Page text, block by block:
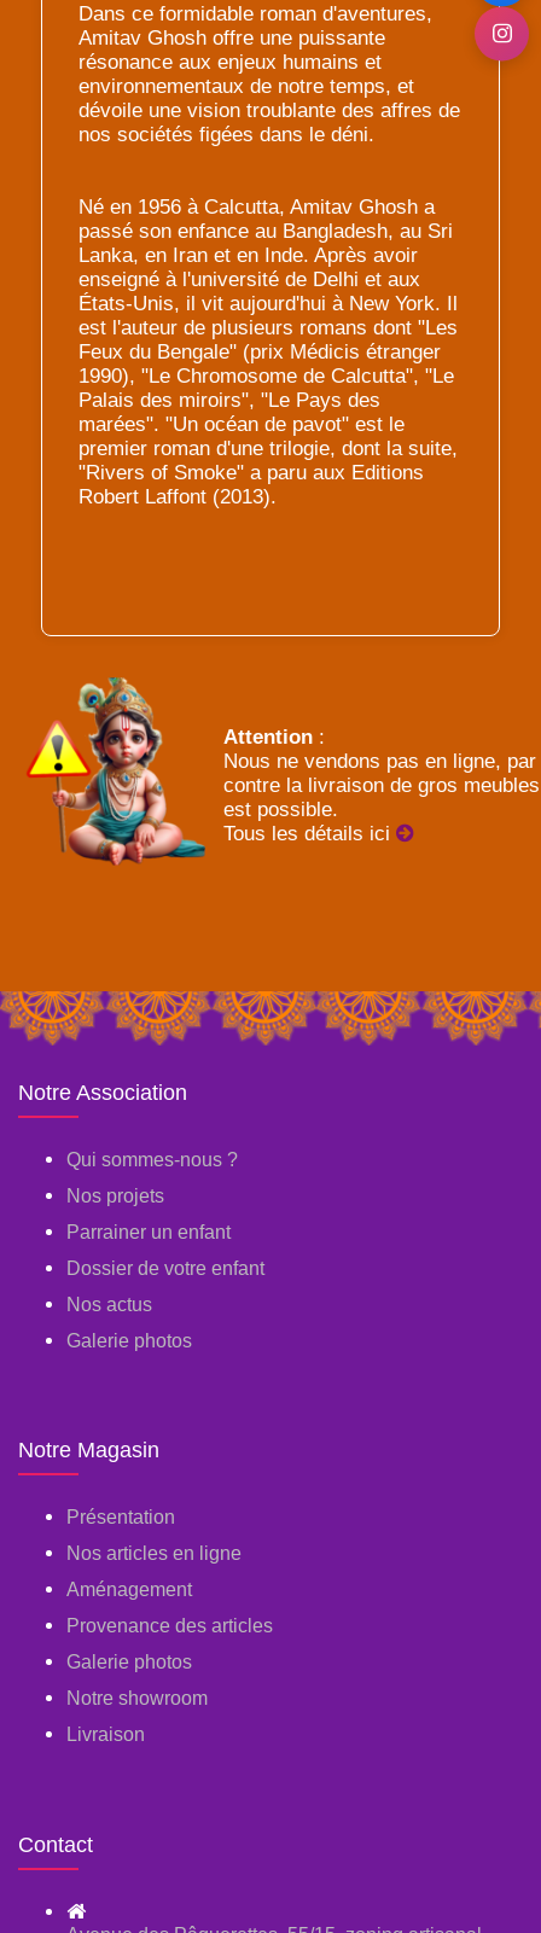
Dans ce formidable roman d'aventures,
Amitav Ghosh offre une puissante
résonance aux enjeux humains et
environnementaux de notre temps, et
dévoile une vision troublante des affres de
nos sociétés figées dans le déni.
Né en 1956 à Calcutta, Amitav Ghosh a
passé son enfance au Bangladesh, au Sri
Lanka, en Iran et en Inde. Après avoir
enseigné à l'université de Delhi et aux
États-Unis, il vit aujourd'hui à New York. Il
est l'auteur de plusieurs romans dont "Les
Feux du Bengale" (prix Médicis étranger
1990), "Le Chromosome de Calcutta", "Le
Palais des miroirs", "Le Pays des
marées". "Un océan de pavot" est le
premier roman d'une trilogie, dont la suite,
"Rivers of Smoke" a paru aux Editions
Robert Laffont (2013).
Attention :
Nous ne vendons pas en ligne, par
contre la livraison de gros meubles
est possible.
Tous les détails ici
Notre Association
Qui sommes-nous ?
Nos projets
Parrainer un enfant
Dossier de votre enfant
Nos actus
Galerie photos
Notre Magasin
Présentation
Nos articles en ligne
Aménagement
Provenance des articles
Galerie photos
Notre showroom
Livraison
Contact